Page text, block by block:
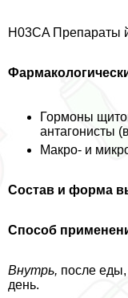
H03CA Препараты
Гормоны
антагонисты
Макро- и
Состав и форма
Способ
Внутрь, после еды,
день.